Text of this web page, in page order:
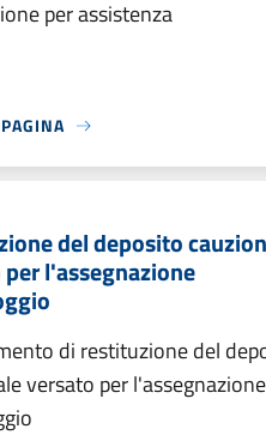
per assistenza
del deposito
l'assegnazione
di restituzione del
versato per l'assegnazione